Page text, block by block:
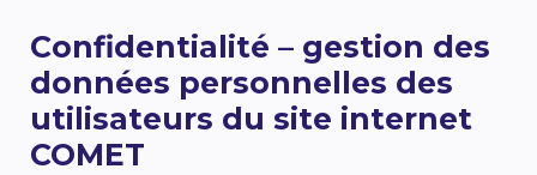
Confidentialité – gestion des
données personnelles des
utilisateurs du site internet
COMET